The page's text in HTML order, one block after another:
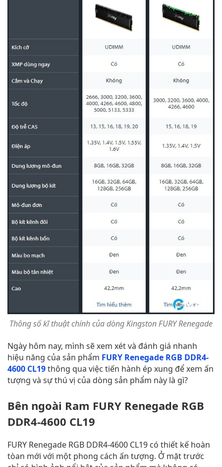
Thông số kĩ thuật chính của dòng Kingston FURY Renegade
Ngày hôm nay, mình sẽ xem xét và đánh giá nhanh
hiệu năng của sản phẩm FURY Renegade RGB DDR4-
4600 CL19thông qua việc tiến hành ép xung để xem ấn
tượng và sự thú vị của dòng sản phẩm này là gì?
Bên ngoài Ram FURY Renegade RGB
DDR4-4600 CL19
FURY Renegade RGB DDR4-4600 CL19 có thiết kế hoàn
tòan mới với một phong cách ấn tượng. Ở mặt trước